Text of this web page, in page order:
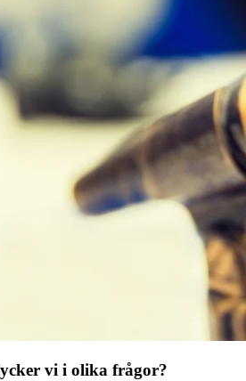
vi i olika frågor?